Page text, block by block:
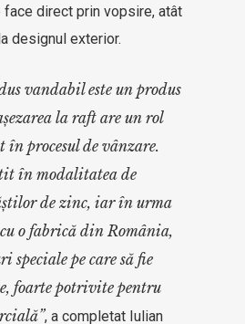
direct prin vopsire, atât
designul exterior.
vandabil este un produs
la raft are un rol
procesul de vânzare.
în modalitatea de
de zinc, iar în urma
o fabrică din România,
speciale pe care să fie
foarte potrivite pentru
, a completat Iulian